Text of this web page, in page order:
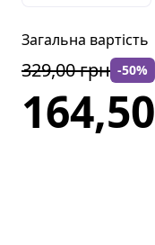
Загальна вартість
329,00грн -50%
164,50